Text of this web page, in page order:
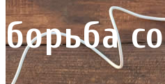
борьба со